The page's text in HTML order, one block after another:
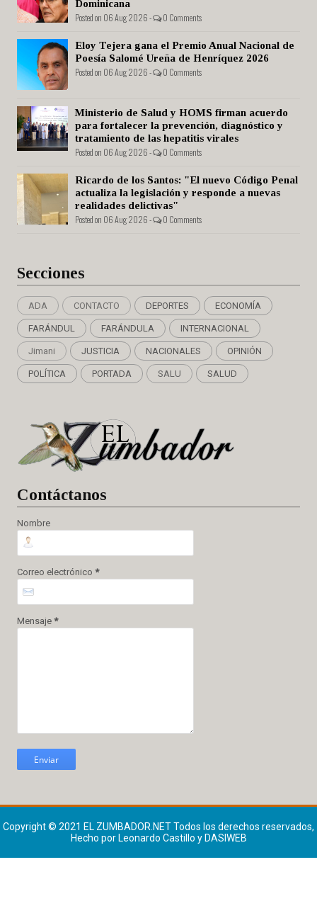
Dominicana
Posted on 06 Aug 2026 - 0 Comments
Eloy Tejera gana el Premio Anual Nacional de
Poesía Salomé Ureña de Henríquez 2026
Posted on 06 Aug 2026 - 0 Comments
Ministerio de Salud y HOMS firman acuerdo
para fortalecer la prevención, diagnóstico y
tratamiento de las hepatitis virales
Posted on 06 Aug 2026 - 0 Comments
Ricardo de los Santos: "El nuevo Código Penal
actualiza la legislación y responde a nuevas
realidades delictivas"
Posted on 06 Aug 2026 - 0 Comments
Secciones
ADA CONTACTO DEPORTES ECONOMÍA
FARÁNDUL FARÁNDULA INTERNACIONAL
Jimani JUSTICIA NACIONALES OPINIÓN
POLÍTICA PORTADA SALU SALUD
Contáctanos
Nombre
Correo electrónico *
Mensaje *
Copyright © 2021 EL ZUMBADOR.NETTodos los derechos reservados,
Hecho por Leonardo Castillo y DASIWEB